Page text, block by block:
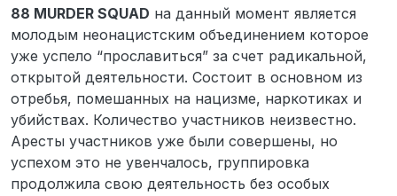
88 MURDER SQUAD на данный момент является
молодым неонацистским объединением которое
уже успело “прославиться” за счет радикальной,
открытой деятельности. Состоит в основном из
отребья, помешанных на нацизме, наркотиках и
убийствах. Количество участников неизвестно.
Аресты участников уже были совершены, но
успехом это не увенчалось, группировка
продолжила свою деятельность без особых